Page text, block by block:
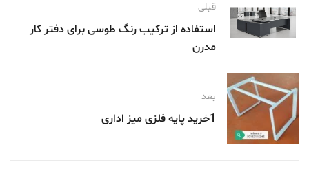
قبلی
استفاده از ترکیب رنگ طوسی برای دفتر کار
مدرن
بعد
1خرید پایه فلزی میز اداری